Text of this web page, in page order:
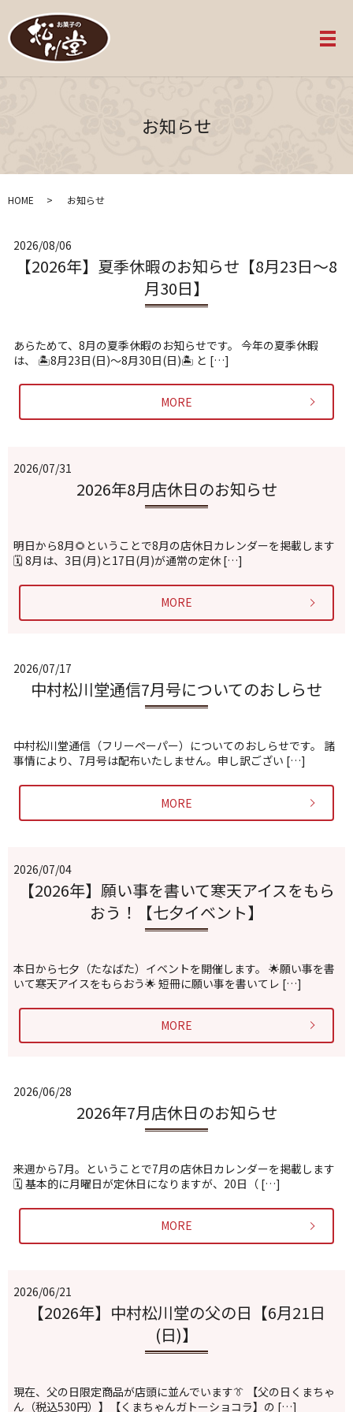
メ
お知らせ
HOME お知らせ
2026/08/06
【2026年】夏季休暇のお知らせ【8月23日〜8
月30日】
あらためて、8月の夏季休暇のお知らせです。 今年の夏季休暇
は、 🏝️8月23日(日)〜8月30日(日)🏝️ と […]
MORE
2026/07/31
2026年8月店休日のお知らせ
明日から8月🌻ということで8月の店休日カレンダーを掲載します
🗓️ 8月は、3日(月)と17日(月)が通常の定休 […]
MORE
2026/07/17
中村松川堂通信7月号についてのおしらせ
中村松川堂通信（フリーペーパー）についてのおしらせです。 諸
事情により、7月号は配布いたしません。申し訳ござい […]
MORE
2026/07/04
【2026年】願い事を書いて寒天アイスをもら
おう！【七夕イベント】
本日から七夕（たなばた）イベントを開催します。 🌟願い事を書
いて寒天アイスをもらおう🌟 短冊に願い事を書いてレ […]
MORE
2026/06/28
2026年7月店休日のお知らせ
来週から7月。ということで7月の店休日カレンダーを掲載します
🗓️ 基本的に月曜日が定休日になりますが、20日（ […]
MORE
2026/06/21
【2026年】中村松川堂の父の日【6月21日
(日)】
現在、父の日限定商品が店頭に並んでいます👔 【父の日くまちゃ
ん（税込530円）】【くまちゃんガトーショコラ】の […]